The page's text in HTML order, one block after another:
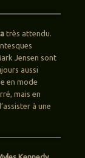
très attendu.
Jensen sont
aussi
en mode
mais en
à une